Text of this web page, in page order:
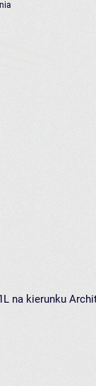
na kierunku